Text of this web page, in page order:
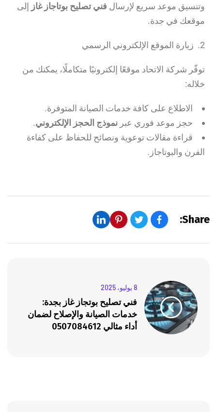
وتنسيق موعد سريع لإرسال فني تصليح بوتاجاز غاز إلى
موقعك في جدة.
2. زيارة الموقع الإلكتروني الرسمي
توفّر شركة الاتحاد موقعًا إلكترونيًا متكاملًا، يمكنك من
خلاله:
الاطلاع على كافة خدمات الصيانة المتوفرة.
حجز موعد فوري عبر نموذج الحجز الإلكتروني.
قراءة مقالات توعوية ونصائح للحفاظ على كفاءة
الفرن والبوتاجاز.
Share:
8 يوليو، 2025
فني تصليح بوتجاز غاز بجدة:
خدمات الصيانة والإصلاح لضمان
أداء مثالي 0507084612